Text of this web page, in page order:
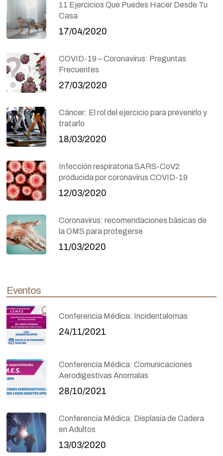
11 Ejercicios Que Puedes Hacer Desde Tu
Casa
17/04/2020
COVID-19 – Coronavirus: Preguntas
Frecuentes
27/03/2020
Cáncer: El rol del ejercicio para prevenirlo y
tratarlo
18/03/2020
Infección respiratoria SARS-CoV2
producida por coronavirus COVID-19
12/03/2020
Coronavirus: recomendaciones básicas de
la OMS para protegerse
11/03/2020
Eventos
Conferencia Médica: Incidentalomas
24/11/2021
Conferencia Médica: Comunicaciones
Aerodigestivas Anomalas
28/10/2021
Conferencia Médica: Displasia de Cadera
en Adultos
13/03/2020